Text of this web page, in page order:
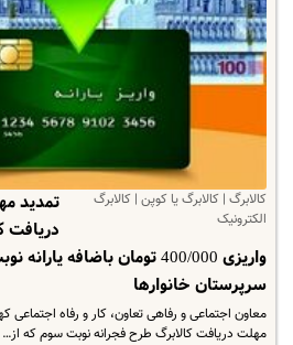
کالابرگ | کالابرگ یا کوپن | کالابرگ
الکترونیک
تمدید
دریافت
واریزی 400/000 تومان باضافه
سرپرستان خانوارها
معاون اجتماعی و رفاهی تعاون، کار و رفاه اجتماعی
مهلت دریافت کالابرگ طرح فجرانه نوبت سوم که از…